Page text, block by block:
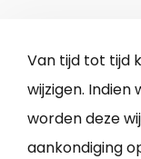
Van tijd tot tijd
wijzigen. Indien
worden deze
aankondiging